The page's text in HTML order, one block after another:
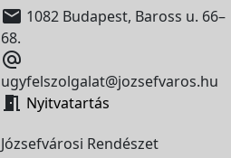
 1082 Budapest, Baross u. 66–
68.

ugyfelszolgalat@jozsefvaros.hu
 Nyitvatartás
Józsefvárosi Rendészet